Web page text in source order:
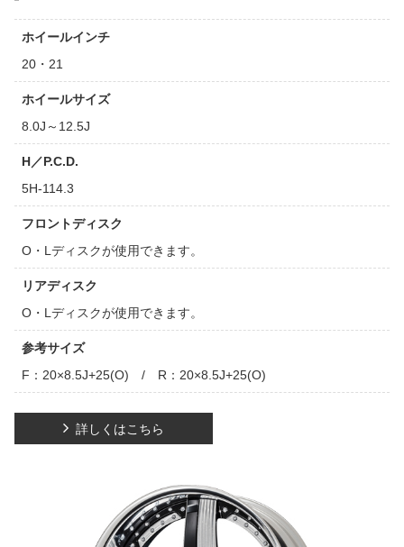
ホイールインチ
20・21
ホイールサイズ
8.0J～12.5J
H／P.C.D.
5H-114.3
フロントディスク
O・Lディスクが使用できます。
リアディスク
O・Lディスクが使用できます。
参考サイズ
F：20×8.5J+25(O) / R：20×8.5J+25(O)
詳しくはこちら